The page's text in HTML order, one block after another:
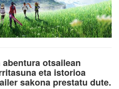
otsailean
eta istorioa
sakona prestatu dute.